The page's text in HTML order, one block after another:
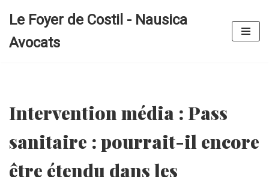
au
Le Foyer de Costil - Nausica
Avocats
Intervention média : Pass
sanitaire : pourrait-il encore
être étendu dans les